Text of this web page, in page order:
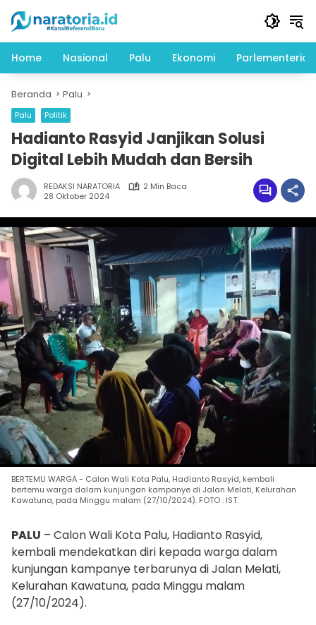
konten
Home
Nasional Palu Ekonomi Parlementeria
Beranda Palu
Palu Politik
Hadianto Rasyid Janjikan Solusi
Digital Lebih Mudah dan Bersih
REDAKSI NARATORIA
2 Min Baca
28 Oktober 2024
BERTEMU WARGA - Calon Wali Kota Palu, Hadianto Rasyid, kembali
bertemu warga dalam kunjungan kampanye di Jalan Melati, Kelurahan
Kawatuna, pada Minggu malam (27/10/2024). FOTO : IST.
PALU – Calon Wali Kota Palu, Hadianto Rasyid,
kembali mendekatkan diri kepada warga dalam
kunjungan kampanye terbarunya di Jalan Melati,
Kelurahan Kawatuna, pada Minggu malam
(27/10/2024).